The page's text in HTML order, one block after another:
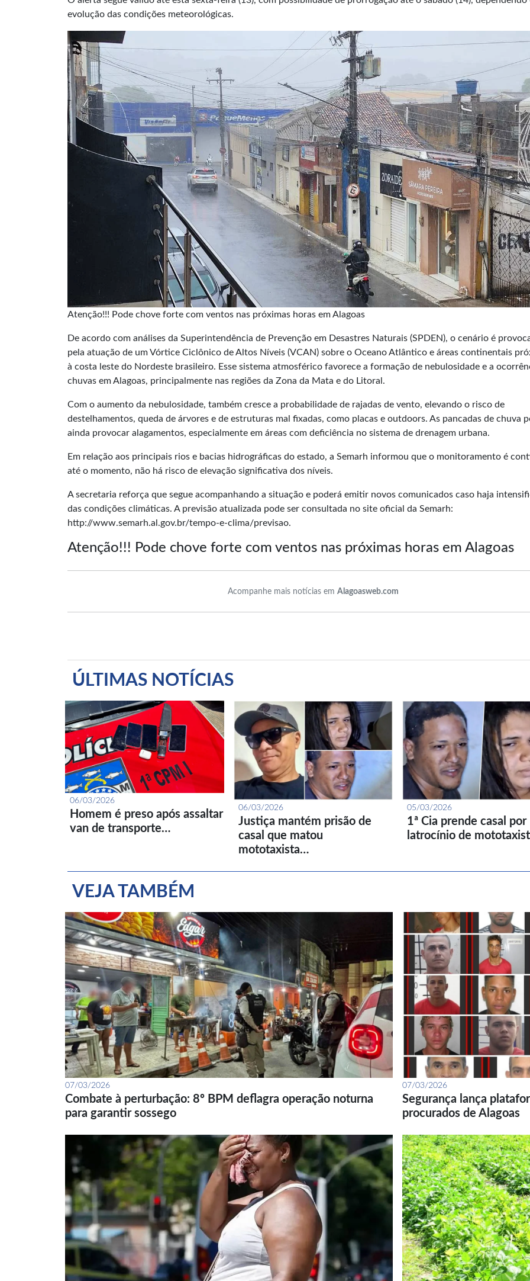
evolução das condições meteorológicas.
Atenção!!! Pode chove forte com ventos nas próximas horas em Alagoas
De acordo com análises da Superintendência de Prevenção em Desastres Naturais (SPDEN), o cenário é
pela atuação de um Vórtice Ciclônico de Altos Níveis (VCAN) sobre o Oceano Atlântico e áreas continentais
à costa leste do Nordeste brasileiro. Esse sistema atmosférico favorece a formação de nebulosidade e a
chuvas em Alagoas, principalmente nas regiões da Zona da Mata e do Litoral.
Com o aumento da nebulosidade, também cresce a probabilidade de rajadas de vento, elevando o risco de
destelhamentos, queda de árvores e de estruturas mal fixadas, como placas e outdoors. As pancadas de chuva
ainda provocar alagamentos, especialmente em áreas com deficiência no sistema de drenagem urbana.
Em relação aos principais rios e bacias hidrográficas do estado, a Semarh informou que o monitoramento é
até o momento, não há risco de elevação significativa dos níveis.
A secretaria reforça que segue acompanhando a situação e poderá emitir novos comunicados caso haja
das condições climáticas. A previsão atualizada pode ser consultada no site oficial da Semarh:
http://www.semarh.al.gov.br/tempo-e-clima/previsao.
Atenção!!! Pode chove forte com ventos nas próximas horas em Alagoas
Acompanhe mais notícias em Alagoasweb.com
ÚLTIMAS NOTÍCIAS
06/03/2026
Homem é preso após assaltar
van de transporte…
06/03/2026
Justiça mantém prisão de
casal que matou
mototaxista…
05/03/2026
1ª Cia prende casal por
latrocínio de
VEJA TAMBÉM
07/03/2026
Combate à perturbação: 8º BPM deflagra operação noturna
para garantir sossego
07/03/2026
Segurança lança
procurados de Alagoas